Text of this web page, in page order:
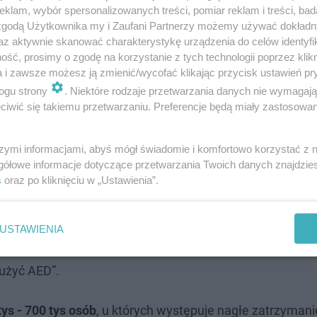
Bije w Szkole", którego celem jest poprawa
jestTUTAJ
się m.in.: defibrylator AED, klucz pediatryczny, tablice
AED”.
- 700 tys osób, u których występuje nagłe
wybór spersonalizowanych treści, pomiar reklam i treści,
Użytkownika my i Zaufani Partnerzy możemy używać
aktywnie skanować charakterystykę urządzenia do celów
prosimy o zgodę na korzystanie z tych technologii poprzez
i zawsze możesz ją zmienić/wycofać klikając przycisk ustawień
strony
. Niektóre rodzaje przetwarzania danych nie
się takiemu przetwarzaniu. Preferencje będą miały
informacjami, abyś mógł świadomie i komfortowo korzystać z
informacje dotyczące przetwarzania Twoich danych
oraz po kliknięciu w „Ustawienia”.
USTAWIENIA